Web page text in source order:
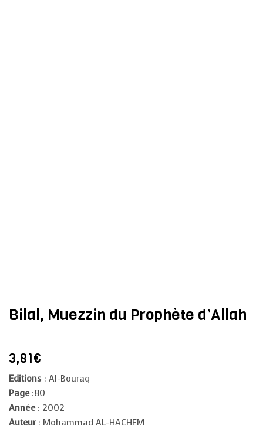
Bilal, Muezzin du Prophète d’Allah
3,81€
Editions : Al-Bouraq
Page:80
Année : 2002
Auteur : Mohammad AL-HACHEM